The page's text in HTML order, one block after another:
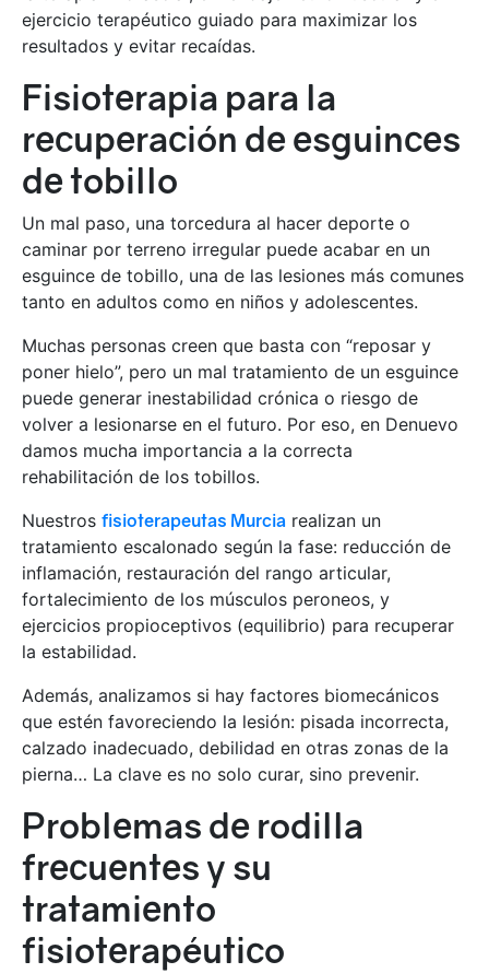
ejercicio terapéutico guiado para maximizar los
resultados y evitar recaídas.
Fisioterapia para la
recuperación de esguinces
de tobillo
Un mal paso, una torcedura al hacer deporte o
caminar por terreno irregular puede acabar en un
esguince de tobillo, una de las lesiones más comunes
tanto en adultos como en niños y adolescentes.
Muchas personas creen que basta con “reposar y
poner hielo”, pero un mal tratamiento de un esguince
puede generar inestabilidad crónica o riesgo de
volver a lesionarse en el futuro. Por eso, en Denuevo
damos mucha importancia a la correcta
rehabilitación de los tobillos.
Nuestros fisioterapeutas Murcia realizan un
tratamiento escalonado según la fase: reducción de
inflamación, restauración del rango articular,
fortalecimiento de los músculos peroneos, y
ejercicios propioceptivos (equilibrio) para recuperar
la estabilidad.
Además, analizamos si hay factores biomecánicos
que estén favoreciendo la lesión: pisada incorrecta,
calzado inadecuado, debilidad en otras zonas de la
pierna… La clave es no solo curar, sino prevenir.
Problemas de rodilla
frecuentes y su
tratamiento
fisioterapéutico